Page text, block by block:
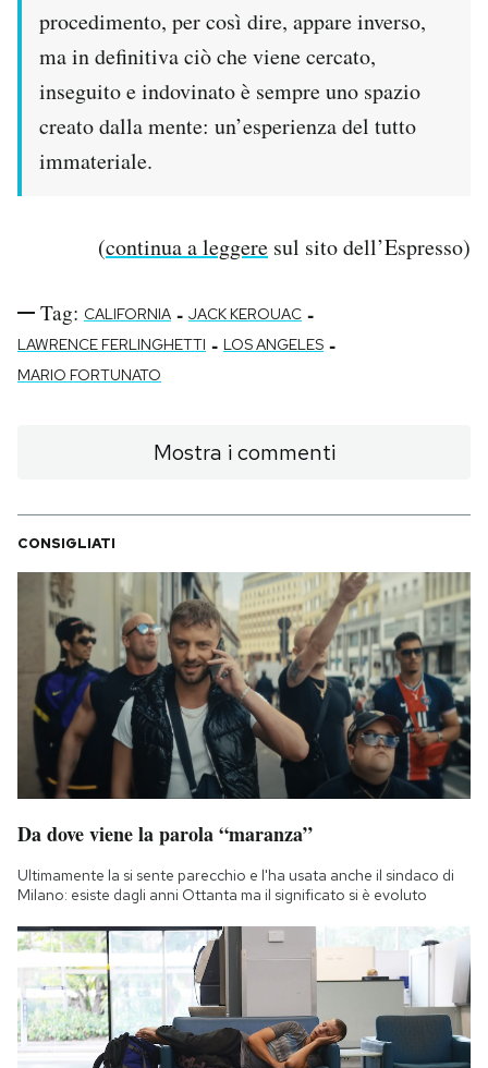
procedimento, per così dire, appare inverso,
ma in definitiva ciò che viene cercato,
inseguito e indovinato è sempre uno spazio
creato dalla mente: un’esperienza del tutto
immateriale.
(continua a leggere sul sito dell’Espresso)
Tag: CALIFORNIA - JACK KEROUAC -
LAWRENCE FERLINGHETTI - LOS ANGELES -
MARIO FORTUNATO
Mostra i commenti
CONSIGLIATI
Da dove viene la parola “maranza”
Ultimamente la si sente parecchio e l'ha usata anche il sindaco di
Milano: esiste dagli anni Ottanta ma il significato si è evoluto